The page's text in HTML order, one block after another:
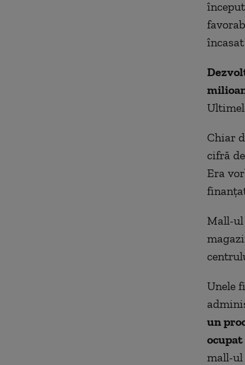
Chiar
cifră
Era
Mall-ul
Unele
un
mall-ul